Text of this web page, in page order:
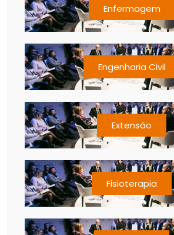
Enfermagem
Engenharia Civil
Extensão
Fisioterapia